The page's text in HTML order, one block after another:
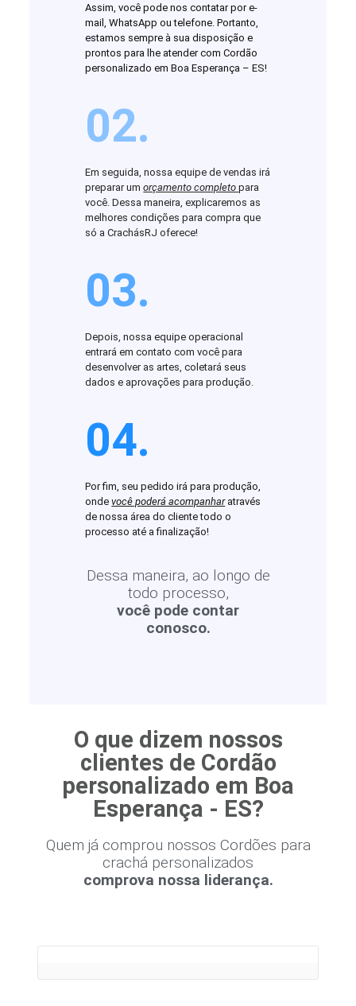
Assim, você pode nos contatar por e-
mail, WhatsApp ou telefone. Portanto,
estamos sempre à sua disposição e
prontos para lhe atender com Cordão
personalizado em Boa Esperança – ES!
02.
Em seguida, nossa equipe de vendas irá
preparar umorçamento completopara
você. Dessa maneira, explicaremos as
melhores condições para compra que
só a CrachásRJ oferece!
03.
Depois, nossa equipe operacional
entrará em contato com você para
desenvolver as artes, coletará seus
dados e aprovações para produção.
04.
Por fim, seu pedido irá para produção,
ondevocê poderá acompanharatravés
de nossa área do cliente todo o
processo até a finalização!
Dessa maneira, ao longo de
todo processo,
você pode contar
conosco.
O que dizem nossos
clientes de Cordão
personalizado em Boa
Esperança - ES?
Quem já comprou nossos Cordões para
crachá personalizados
comprova nossa liderança.